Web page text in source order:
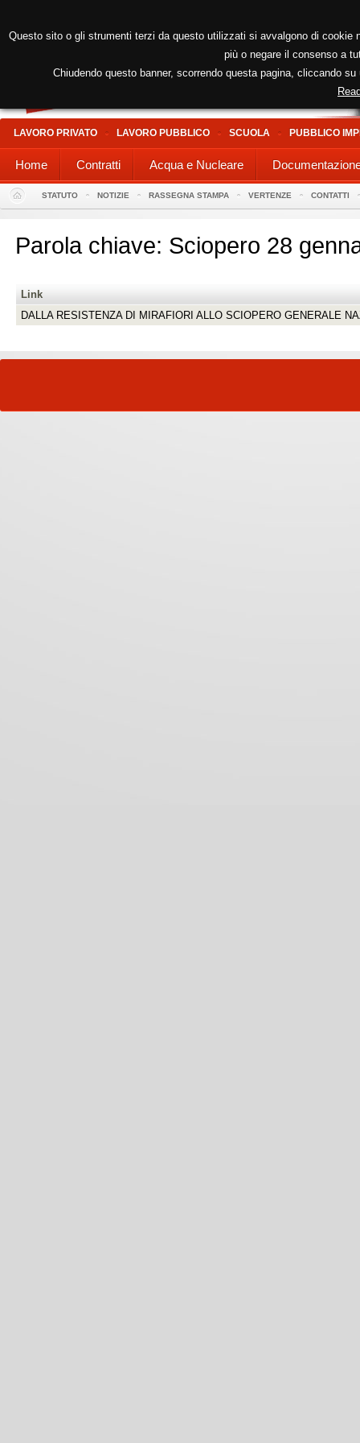
LAVORO PRIVATO LAVORO PUBBLICO SCUOLA PUBBLICO
Home Contratti Acqua e Nucleare
STATUTO NOTIZIE RASSEGNA STAMPA VERTENZE CONTATTI
Parola chiave: Sciopero 28
Link
DALLA RESISTENZA DI MIRAFIORI ALLO SCIOPERO GENERALE
Questo sito o gli strumenti terzi da questo utilizzati si avvalgono di
più o negare il consenso a
Chiudendo questo banner, scorrendo questa pagina, cliccando